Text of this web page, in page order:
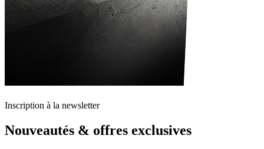
Inscription à la newsletter
Nouveautés & offres exclusives